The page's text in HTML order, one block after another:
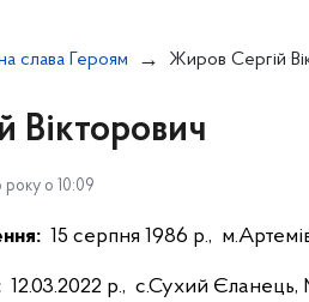
слава Героям Жиров Сергій
Вікторович
року о 10:09
15 серпня 1986 р.,
12.03.2022 р., с.Сухий Єланець,